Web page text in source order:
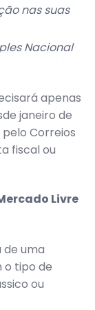
nas suas
Nacional
apenas
janeiro de
Correios
fiscal ou
Livre
uma
o tipo de
ou